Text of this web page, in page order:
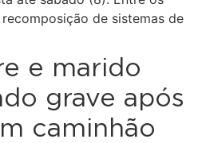
de sistemas de
e marido
grave após
caminhão